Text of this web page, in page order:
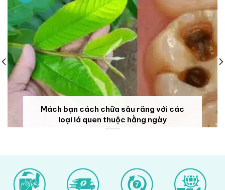
Mách bạn cách chữa sâu răng với các
loại lá quen thuộc hằng ngày